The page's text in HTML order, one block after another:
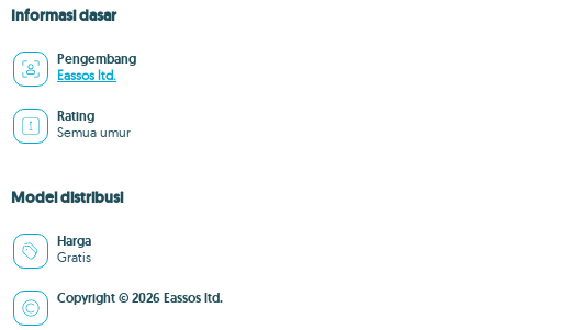
Informasi dasar
Pengembang
Eassos ltd.
Rating
Semua umur
Model distribusi
Harga
Gratis
Copyright © 2026 Eassos ltd.